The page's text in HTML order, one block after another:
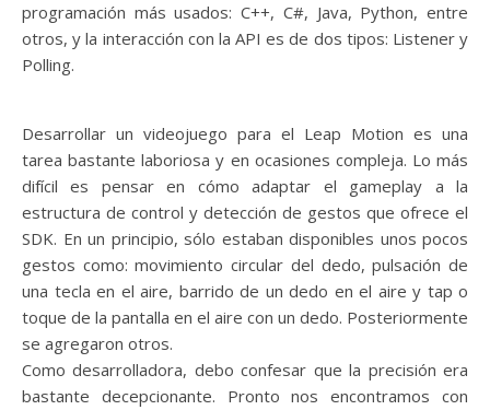
programación más usados: C++, C#, Java, Python, entre
otros, y la interacción con la API es de dos tipos: Listener y
Polling.
Desarrollar un videojuego para el Leap Motion es una
tarea bastante laboriosa y en ocasiones compleja. Lo más
difícil es pensar en cómo adaptar el gameplay a la
estructura de control y detección de gestos que ofrece el
SDK. En un principio, sólo estaban disponibles unos pocos
gestos como: movimiento circular del dedo, pulsación de
una tecla en el aire, barrido de un dedo en el aire y tap o
toque de la pantalla en el aire con un dedo. Posteriormente
se agregaron otros.
Como desarrolladora, debo confesar que la precisión era
bastante decepcionante. Pronto nos encontramos con